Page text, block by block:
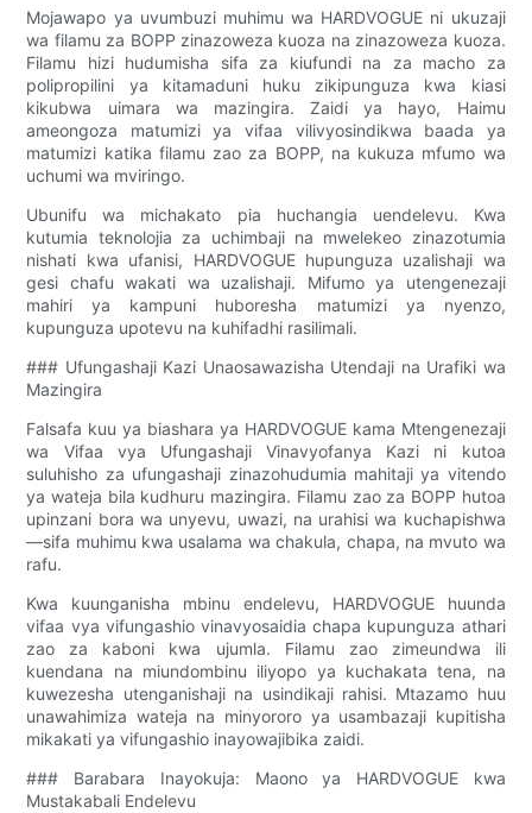
Mojawapo ya uvumbuzi muhimu wa HARDVOGUE ni ukuzaji
wa filamu za BOPP zinazoweza kuoza na zinazoweza kuoza.
Filamu hizi hudumisha sifa za kiufundi na za macho za
polipropilini ya kitamaduni huku zikipunguza kwa kiasi
kikubwa uimara wa mazingira. Zaidi ya hayo, Haimu
ameongoza matumizi ya vifaa vilivyosindikwa baada ya
matumizi katika filamu zao za BOPP, na kukuza mfumo wa
uchumi wa mviringo.
Ubunifu wa michakato pia huchangia uendelevu. Kwa
kutumia teknolojia za uchimbaji na mwelekeo zinazotumia
nishati kwa ufanisi, HARDVOGUE hupunguza uzalishaji wa
gesi chafu wakati wa uzalishaji. Mifumo ya utengenezaji
mahiri ya kampuni huboresha matumizi ya nyenzo,
kupunguza upotevu na kuhifadhi rasilimali.
### Ufungashaji Kazi Unaosawazisha Utendaji na Urafiki wa
Mazingira
Falsafa kuu ya biashara ya HARDVOGUE kama Mtengenezaji
wa Vifaa vya Ufungashaji Vinavyofanya Kazi ni kutoa
suluhisho za ufungashaji zinazohudumia mahitaji ya vitendo
ya wateja bila kudhuru mazingira. Filamu zao za BOPP hutoa
upinzani bora wa unyevu, uwazi, na urahisi wa kuchapishwa
—sifa muhimu kwa usalama wa chakula, chapa, na mvuto wa
rafu.
Kwa kuunganisha mbinu endelevu, HARDVOGUE huunda
vifaa vya vifungashio vinavyosaidia chapa kupunguza athari
zao za kaboni kwa ujumla. Filamu zao zimeundwa ili
kuendana na miundombinu iliyopo ya kuchakata tena, na
kuwezesha utenganishaji na usindikaji rahisi. Mtazamo huu
unawahimiza wateja na minyororo ya usambazaji kupitisha
mikakati ya vifungashio inayowajibika zaidi.
### Barabara Inayokuja: Maono ya HARDVOGUE kwa
Mustakabali Endelevu